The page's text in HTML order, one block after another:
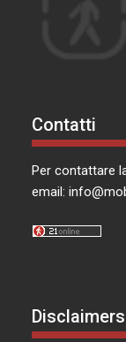
Contatti
Per contattare
email:
Disclaimers